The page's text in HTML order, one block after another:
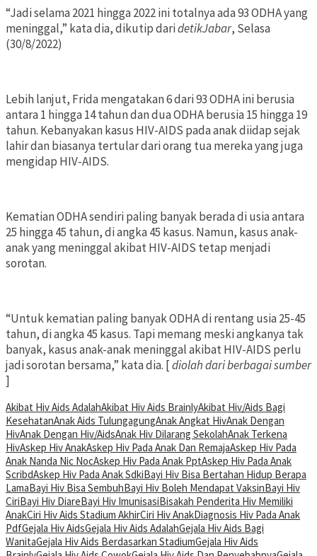
“Jadi selama 2021 hingga 2022 ini totalnya ada 93 ODHA yang
meninggal,” kata dia, dikutip daridetikJabar, Selasa
(30/8/2022)
Lebih lanjut, Frida mengatakan 6 dari 93 ODHA ini berusia
antara 1 hingga 14 tahun dan dua ODHA berusia 15 hingga 19
tahun. Kebanyakan kasus HIV-AIDS pada anak diidap sejak
lahir dan biasanya tertular dari orang tua mereka yang juga
mengidap HIV-AIDS.
Kematian ODHA sendiri paling banyak berada di usia antara
25 hingga 45 tahun, di angka 45 kasus. Namun, kasus anak-
anak yang meninggal akibat HIV-AIDS tetap menjadi
sorotan.
“Untuk kematian paling banyak ODHA di rentang usia 25-45
tahun, di angka 45 kasus. Tapi memang meski angkanya tak
banyak, kasus anak-anak meninggal akibat HIV-AIDS perlu
jadi sorotan bersama,” kata dia. [diolah dari berbagai sumber
]
Akibat Hiv Aids AdalahAkibat Hiv Aids BrainlyAkibat Hiv/Aids Bagi
KesehatanAnak Aids TulungagungAnak Angkat HivAnak Dengan
HivAnak Dengan Hiv/AidsAnak Hiv Dilarang SekolahAnak Terkena
HivAskep Hiv AnakAskep Hiv Pada Anak Dan RemajaAskep Hiv Pada
Anak Nanda Nic NocAskep Hiv Pada Anak PptAskep Hiv Pada Anak
ScribdAskep Hiv Pada Anak SdkiBayi Hiv Bisa Bertahan Hidup Berapa
LamaBayi Hiv Bisa SembuhBayi Hiv Boleh Mendapat VaksinBayi Hiv
CiriBayi Hiv DiareBayi Hiv ImunisasiBisakah Penderita Hiv Memiliki
AnakCiri Hiv Aids Stadium AkhirCiri Hiv AnakDiagnosis Hiv Pada Anak
PdfGejala Hiv AidsGejala Hiv Aids AdalahGejala Hiv Aids Bagi
WanitaGejala Hiv Aids Berdasarkan StadiumGejala Hiv Aids